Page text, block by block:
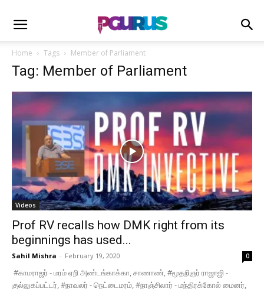
Home Tags Member of Parliament
Tag: Member of Parliament
Videos
Prof RV recalls how DMK right from its
beginnings has used...
Sahil Mishra - February 19, 2020 0
#காமராஜர் - மரம் ஏறி அண்டங்காக்கா, சாணாண், #மூதறிஞர் ராஜாஜி -
குல்லுகப்பட்டர், #நாவலர் - நெட்டைமரம், #நாஞ்சிலார் - மந்திரக்கோல் மைனர்,